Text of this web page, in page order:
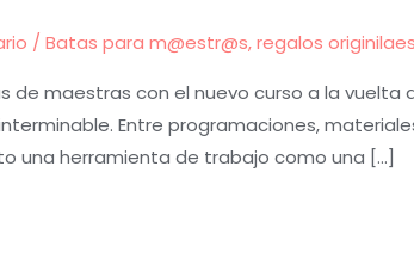
/Batas para m@estr@s,regalos
de maestras con el nuevo curso a la
Entre programaciones,
una herramienta de trabajo como una […]